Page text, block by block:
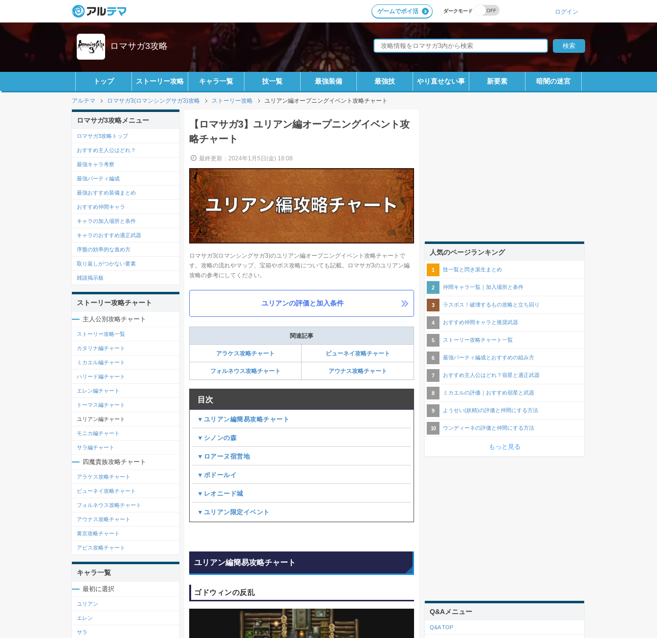
ダークモード
ゲームでポイ活 ログイン
ロマサガ3攻略
トップ ストーリー攻略 キャラ一覧 技一覧 最強装備 最強技 やり直せない事 新要素 暗闇の迷宮
アルテマ ロマサガ3(ロマンシングサガ3)攻略 ストーリー攻略 ユリアン編オープニングイベント攻略チャート
【ロマサガ3】ユリアン編オープニングイベント攻
略チャート
最終更新：2024年1月5日(金) 18:08
ロマサガ3(ロマンシングサガ3)のユリアン編オープニングイベント攻略チャートで
す。攻略の流れやマップ、宝箱やボス攻略についても記載。ロマサガ3のユリアン編
攻略の参考にしてください。
ユリアンの評価と加入条件
関連記事
アラケス攻略チャート ビューネイ攻略チャート
フォルネウス攻略チャート アウナス攻略チャート
目次
▼ユリアン編簡易攻略チャート
▼シノンの森
▼ロアーヌ宿営地
▼ポドールイ
▼レオニード城
▼ユリアン限定イベント
ユリアン編簡易攻略チャート
ゴドウィンの反乱
ロマサガ3攻略メニュー
ロマサガ3攻略トップ
おすすめ主人公はどれ？
最強キャラ考察
最強パーティ編成
最強おすすめ装備まとめ
おすすめ仲間キャラ
キャラの加入場所と条件
キャラのおすすめ適正武器
序盤の効率的な進め方
取り返しがつかない要素
雑談掲示板
ストーリー攻略チャート
主人公別攻略チャート
ストーリー攻略一覧
カタリナ編チャート
ミカエル編チャート
ハリード編チャート
エレン編チャート
トーマス編チャート
ユリアン編チャート
モニカ編チャート
サラ編チャート
四魔貴族攻略チャート
アラケス攻略チャート
ビューネイ攻略チャート
フォルネウス攻略チャート
アウナス攻略チャート
黄京攻略チャート
アビス攻略チャート
キャラ一覧
最初に選択
ユリアン
エレン
サラ
人気のページランキング
技一覧と閃き派生まとめ
仲間キャラ一覧｜加入場所と条件
ラスボス！破壊するもの攻略と立ち回り
おすすめ仲間キャラと推奨武器
ストーリー攻略チャート一覧
最強パーティ編成とおすすめの組み方
おすすめ主人公はどれ？宿星と適正武器
ミカエルの評価｜おすすめ宿星と武器
ようせい(妖精)の評価と仲間にする方法
ウンディーネの評価と仲間にする方法
もっと見る
Q&Aメニュー
Q&A TOP